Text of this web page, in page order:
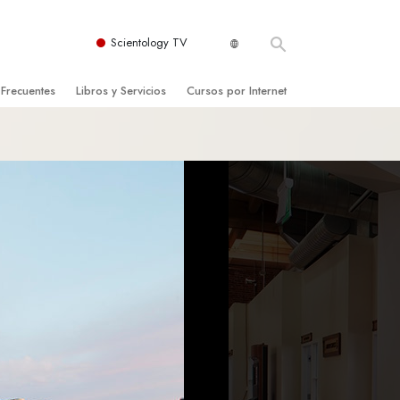
Scientology TV
Libros y Servicios Cursos por Internet
Los Componentes de la Comprensión
Soluciones para un Entorno Peligroso
Ayudas para Enfermedades y Lesiones
La Integridad y la Honestidad